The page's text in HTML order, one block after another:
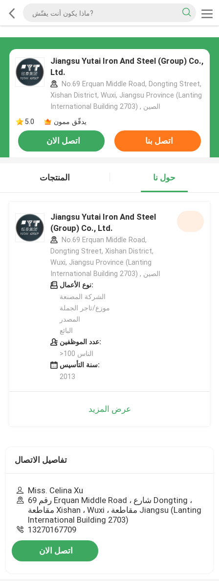
Jiangsu Yutai Iron And Steel (Group) Co.,
Ltd.
No.69 Erquan Middle Road, Dongting Street,
Xishan District, Wuxi, Jiangsu Province (Lanting
International Building 2703) , الصين
5.0
يدقّق ممون
اتصل الان اتصل بنا
المنتجات حول نا
Jiangsu Yutai Iron And Steel
(Group) Co., Ltd.
No.69 Erquan Middle Road,
Dongting Street, Xishan District,
Wuxi, Jiangsu Province (Lanting
International Building 2703) , الصين
نوع الأعمال:
الشركة المصنعة
موزع/تاجر الجملة
المصدر
البائع
عدد الموظفين:
>100 الناس
سنة التأسيس:
2013
عرض المزيد
تفاصيل الاتصال
Miss. Celina Xu
رقم 69 Erquan Middle Road ، شارع Dongting ،
مقاطعة Xishan ، Wuxi ، مقاطعة Jiangsu (Lanting
International Building 2703)
13270167709
اتصل الان